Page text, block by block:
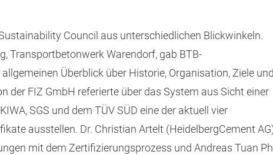
Council aus unterschiedlichen Blickwinkeln.
Transportbetonwerk Warendorf, gab BTB-
Überblick über Historie, Organisation, Ziele und
der FIZ GmbH referierte über das System aus Sicht einer
SGS und dem TÜV SÜD eine der aktuell vier
ausstellen. Dr. Christian Artelt (HeidelbergCement
mit dem Zertifizierungsprozess und Andreas Tuan